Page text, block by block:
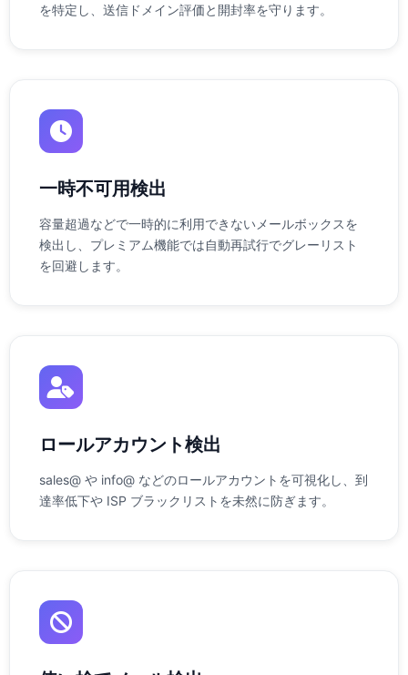
を特定し、送信ドメイン評価と開封率を守ります。
一時不可用検出
容量超過などで一時的に利用できないメールボックスを
検出し、プレミアム機能では自動再試行でグレーリスト
を回避します。
ロールアカウント検出
sales@ や info@ などのロールアカウントを可視化し、到
達率低下や ISP ブラックリストを未然に防ぎます。